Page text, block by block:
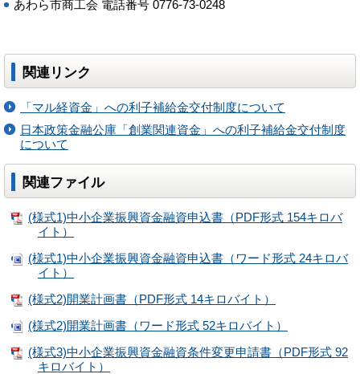
あわら市商工会 電話番号 0776-73-0248
関連リンク
「マル経資金」への利子補給金交付制度について
日本政策金融公庫「創業関連資金」への利子補給金交付制度
について
関連ファイル
(様式1)中小企業振興資金融資申込書（PDF形式 154キロバ
イト）
(様式1)中小企業振興資金融資申込書（ワード形式 24キロバ
イト）
(様式2)開業計画書（PDF形式 14キロバイト）
(様式2)開業計画書（ワード形式 52キロバイト）
(様式3)中小企業振興資金融資条件変更申請書（PDF形式 92
キロバイト）